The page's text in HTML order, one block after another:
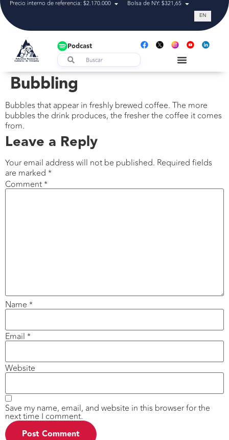
Precio interno de referencia: $2.170.000 Bolsa de NY: $321,65 Tasa de
EN
Podcast
Bubbling
Bubbles that appear in freshly brewed coffee. The more
bubbles the drink produces, the fresher the coffee it comes
from.
Leave a Reply
Your email address will not be published. Required fields
are marked *
Comment*
Name *
Email *
Website
Save my name, email, and website in this browser for the
next time I comment.